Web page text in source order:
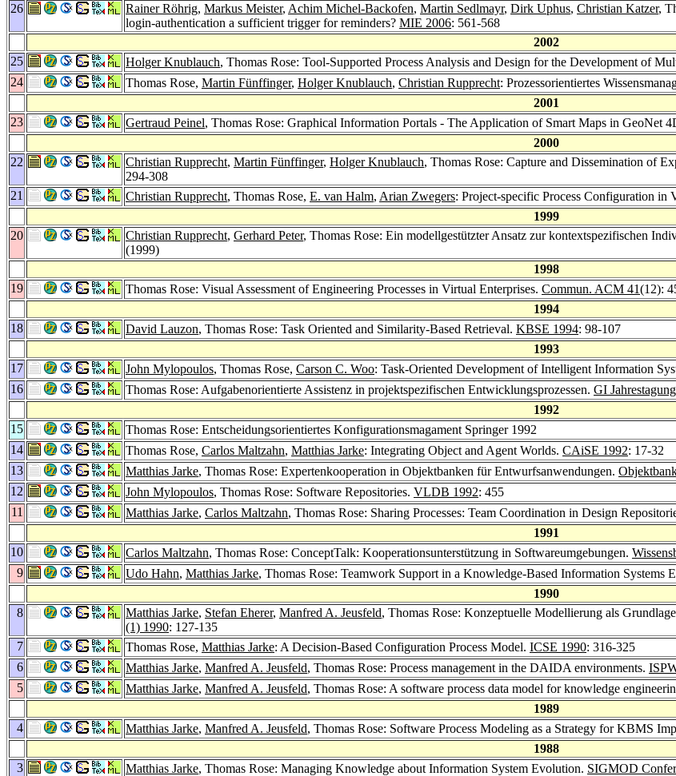
26
Rainer Röhrig, Markus Meister, Achim Michel-Backofen, Martin Sedlmayr, Dirk Uphus, Christian Katzer,
login-authentication a sufficient trigger for reminders? MIE 2006: 561-568
2002
25
Holger Knublauch, Thomas Rose: Tool-Supported Process Analysis and Design for the Development of
24
Thomas Rose, Martin Fünffinger, Holger Knublauch, Christian Rupprecht: Prozessorientiertes
2001
23
Gertraud Peinel, Thomas Rose: Graphical Information Portals - The Application of Smart Maps in GeoNet
2000
22
Christian Rupprecht, Martin Fünffinger, Holger Knublauch, Thomas Rose: Capture and Dissemination of
294-308
21
Christian Rupprecht, Thomas Rose, E. van Halm, Arian Zwegers: Project-specific Process Configuration in
1999
20
Christian Rupprecht, Gerhard Peter, Thomas Rose: Ein modellgestützter Ansatz zur kontextspezifischen
(1999)
1998
19
Thomas Rose: Visual Assessment of Engineering Processes in Virtual Enterprises. Commun. ACM 41(12):
1994
18
David Lauzon, Thomas Rose: Task Oriented and Similarity-Based Retrieval. KBSE 1994: 98-107
1993
17
John Mylopoulos, Thomas Rose, Carson C. Woo: Task-Oriented Development of Intelligent Information
16
Thomas Rose: Aufgabenorientierte Assistenz in projektspezifischen Entwicklungsprozessen. GI
1992
15
Thomas Rose: Entscheidungsorientiertes Konfigurationsmagament Springer 1992
14
Thomas Rose, Carlos Maltzahn, Matthias Jarke: Integrating Object and Agent Worlds. CAiSE 1992: 17-32
13
Matthias Jarke, Thomas Rose: Expertenkooperation in Objektbanken für Entwurfsanwendungen.
12
John Mylopoulos, Thomas Rose: Software Repositories. VLDB 1992: 455
11
Matthias Jarke, Carlos Maltzahn, Thomas Rose: Sharing Processes: Team Coordination in Design
1991
10
Carlos Maltzahn, Thomas Rose: ConceptTalk: Kooperationsunterstützung in Softwareumgebungen.
9
Udo Hahn, Matthias Jarke, Thomas Rose: Teamwork Support in a Knowledge-Based Information Systems
1990
8
Matthias Jarke, Stefan Eherer, Manfred A. Jeusfeld, Thomas Rose: Konzeptuelle Modellierung als
(1) 1990: 127-135
7
Thomas Rose, Matthias Jarke: A Decision-Based Configuration Process Model. ICSE 1990: 316-325
6
Matthias Jarke, Manfred A. Jeusfeld, Thomas Rose: Process management in the DAIDA environments.
5
Matthias Jarke, Manfred A. Jeusfeld, Thomas Rose: A software process data model for knowledge
1989
4
Matthias Jarke, Manfred A. Jeusfeld, Thomas Rose: Software Process Modeling as a Strategy for KBMS
1988
3
Matthias Jarke, Thomas Rose: Managing Knowledge about Information System Evolution. SIGMOD